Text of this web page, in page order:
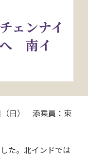
合わせ
ェンナイ
南イ
（日） 添乗員：東
た。北インドでは